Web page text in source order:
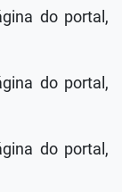
do portal,
do portal,
do portal,